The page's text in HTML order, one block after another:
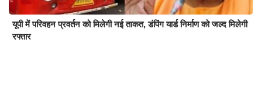
यूपी में परिवहन प्रवर्तन को मिलेगी नई ताकत, डंपिंग यार्ड निर्माण को जल्द मिलेगी
रफ्तार